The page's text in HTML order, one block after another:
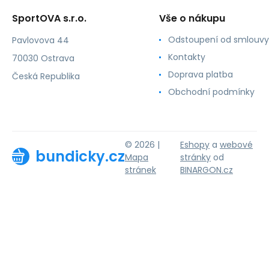
SportOVA s.r.o.
Pavlovova 44
70030 Ostrava
Česká Republika
Vše o nákupu
Odstoupení od smlouvy
Kontakty
Doprava platba
Obchodní podmínky
bundicky.cz
© 2026 |
Mapa
stránek
Eshopy a webové
stránky od
BINARGON.cz